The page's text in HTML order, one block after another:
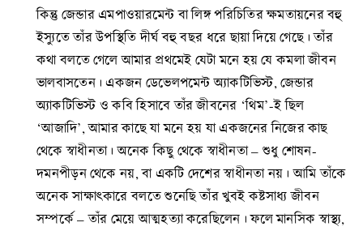
কিন্তু জেন্ডার এমপাওয়ারমেন্ট বা লিঙ্গ পরিচিতির ক্ষমতায়নের বহু
ইস্যুতে তাঁর উপস্থিতি দীর্ঘ বহু বছর ধরে ছায়া দিয়ে গেছে। তাঁর
কথা বলতে গেলে আমার প্রথমেই যেটা মনে হয় যে কমলা জীবন
ভালবাসতেন। একজন ডেভেলপমেন্ট অ্যাকটিভিস্ট, জেন্ডার
অ্যাকটিভিস্ট ও কবি হিসাবে তাঁর জীবনের ‘থিম’-ই ছিল
‘আজাদি’, আমার কাছে যা মনে হয় যা একজনের নিজের কাছ
থেকে স্বাধীনতা। অনেক কিছু থেকে স্বাধীনতা – শুধু শোষন-
দমনপীড়ন থেকে নয়, বা একটি দেশের স্বাধীনতা নয়। আমি তাঁকে
অনেক সাক্ষাৎকারে বলতে শুনেছি তাঁর খুবই কষ্টসাধ্য জীবন
সম্পর্কে – তাঁর মেয়ে আত্মহত্যা করেছিলেন। ফলে মানসিক স্বাস্থ্য,